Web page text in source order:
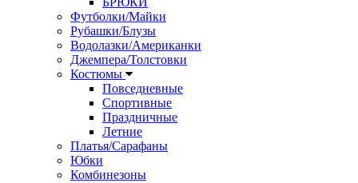
Футболки/Майки
Рубашки/Блузы
Водолазки/Американки
Джемпера/Толстовки
Костюмы
Повседневные
Спортивные
Праздничные
Летние
Платья/Сарафаны
Юбки
Комбинезоны